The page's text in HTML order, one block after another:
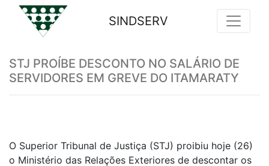
SINDSERV
STJ PROÍBE DESCONTO NO SALÁRIO DE
SERVIDORES EM GREVE DO ITAMARATY
O Superior Tribunal de Justiça (STJ) proibiu hoje (26)
o Ministério das Relações Exteriores de descontar os